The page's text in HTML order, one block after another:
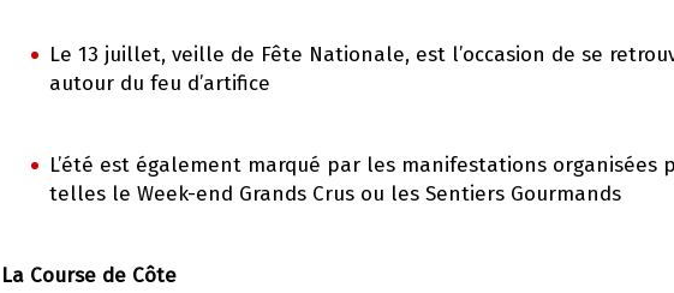
Le 13 juillet, veille de Fête Nationale, est l’occasion de se
autour du feu d’artifice
L’été est également marqué par les manifestations organisées
telles le Week-end Grands Crus ou les Sentiers Gourmands
La Course de Côte